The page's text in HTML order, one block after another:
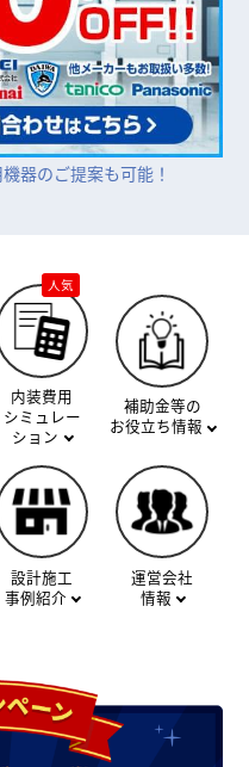
器のご提案も可能！
内装費用
シミュレー
ション
補助金等の
お役立ち情報
設計施工
事例紹介
運営会社
情報